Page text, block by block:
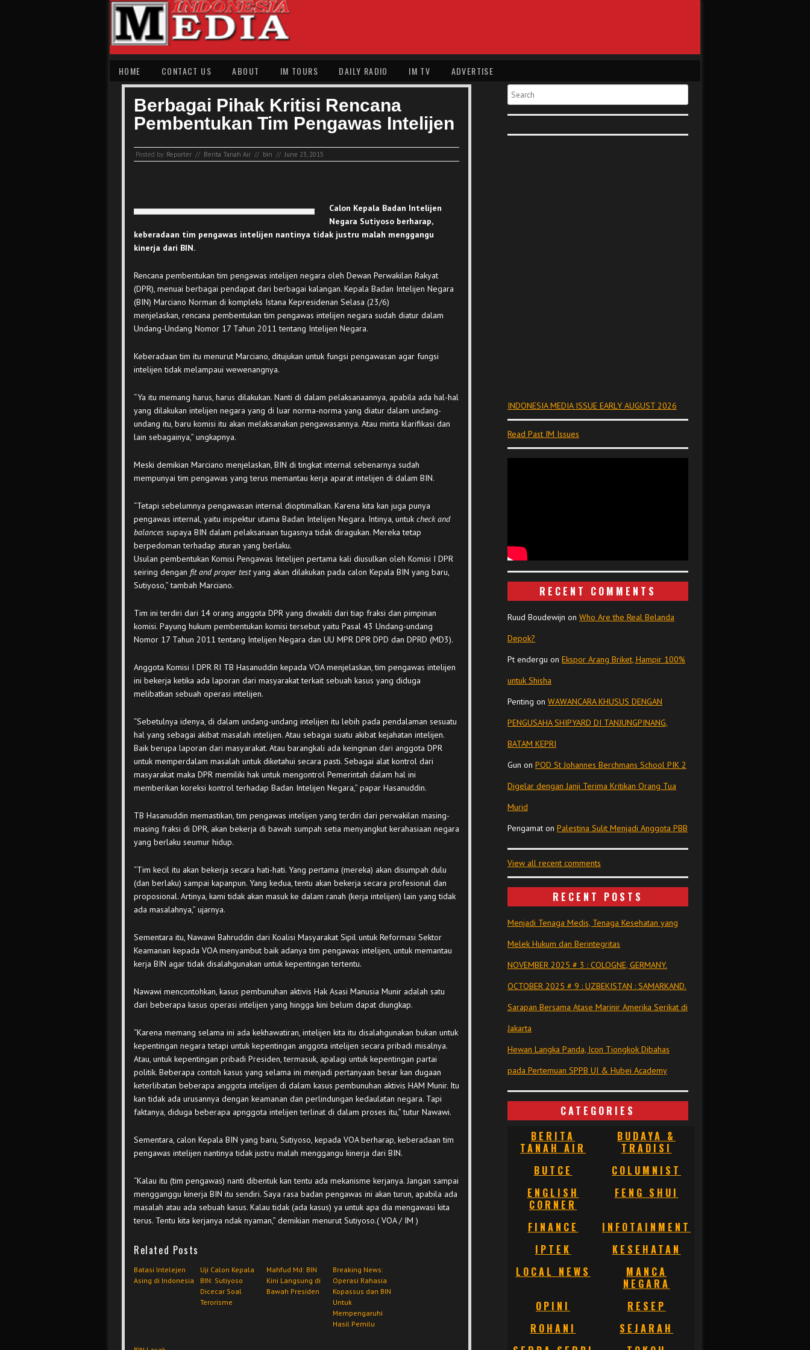
HOME CONTACT US ABOUT IM TOURS DAILY RADIO IM TV ADVERTISE
Berbagai Pihak Kritisi Rencana
Pembentukan Tim Pengawas Intelijen
Posted by: Reporter // Berita Tanah Air // bin // June 23, 2015
Calon Kepala Badan Intelijen
Negara Sutiyoso berharap,
keberadaan tim pengawas intelijen nantinya tidak justru malah menggangu
kinerja dari BIN.
Rencana pembentukan tim pengawas intelijen negara oleh Dewan Perwakilan Rakyat
(DPR), menuai berbagai pendapat dari berbagai kalangan. Kepala Badan Intelijen Negara
(BIN) Marciano Norman di kompleks Istana Kepresidenan Selasa (23/6)
menjelaskan, rencana pembentukan tim pengawas intelijen negara sudah diatur dalam
Undang-Undang Nomor 17 Tahun 2011 tentang Intelijen Negara.
Keberadaan tim itu menurut Marciano, ditujukan untuk fungsi pengawasan agar fungsi
intelijen tidak melampaui wewenangnya.
“Ya itu memang harus, harus dilakukan. Nanti di dalam pelaksanaannya, apabila ada hal-hal
yang dilakukan intelijen negara yang di luar norma-norma yang diatur dalam undang-
undang itu, baru komisi itu akan melaksanakan pengawasannya. Atau minta klarifikasi dan
lain sebagainya,” ungkapnya.
Meski demikian Marciano menjelaskan, BIN di tingkat internal sebenarnya sudah
mempunyai tim pengawas yang terus memantau kerja aparat intelijen di dalam BIN.
“Tetapi sebelumnya pengawasan internal dioptimalkan. Karena kita kan juga punya
pengawas internal, yaitu inspektur utama Badan Intelijen Negara. Intinya, untuk check and
balances supaya BIN dalam pelaksanaan tugasnya tidak diragukan. Mereka tetap
berpedoman terhadap aturan yang berlaku.
Usulan pembentukan Komisi Pengawas Intelijen pertama kali diusulkan oleh Komisi I DPR
seiring dengan fit and proper testyang akan dilakukan pada calon Kepala BIN yang baru,
Sutiyoso,” tambah Marciano.
Tim ini terdiri dari 14 orang anggota DPR yang diwakili dari tiap fraksi dan pimpinan
komisi. Payung hukum pembentukan komisi tersebut yaitu Pasal 43 Undang-undang
Nomor 17 Tahun 2011 tentang Intelijen Negara dan UU MPR DPR DPD dan DPRD (MD3).
Anggota Komisi I DPR RI TB Hasanuddin kepada VOA menjelaskan, tim pengawas intelijen
ini bekerja ketika ada laporan dari masyarakat terkait sebuah kasus yang diduga
melibatkan sebuah operasi intelijen.
“Sebetulnya idenya, di dalam undang-undang intelijen itu lebih pada pendalaman sesuatu
hal yang sebagai akibat masalah intelijen. Atau sebagai suatu akibat kejahatan intelijen.
Baik berupa laporan dari masyarakat. Atau barangkali ada keinginan dari anggota DPR
untuk memperdalam masalah untuk diketahui secara pasti. Sebagai alat kontrol dari
masyarakat maka DPR memiliki hak untuk mengontrol Pemerintah dalam hal ini
memberikan koreksi kontrol terhadap Badan Intelijen Negara,” papar Hasanuddin.
TB Hasanuddin memastikan, tim pengawas intelijen yang terdiri dari perwakilan masing-
masing fraksi di DPR, akan bekerja di bawah sumpah setia menyangkut kerahasiaan negara
yang berlaku seumur hidup.
“Tim kecil itu akan bekerja secara hati-hati. Yang pertama (mereka) akan disumpah dulu
(dan berlaku) sampai kapanpun. Yang kedua, tentu akan bekerja secara profesional dan
proposional. Artinya, kami tidak akan masuk ke dalam ranah (kerja intelijen) lain yang tidak
ada masalahnya,” ujarnya.
Sementara itu, Nawawi Bahruddin dari Koalisi Masyarakat Sipil untuk Reformasi Sektor
Keamanan kepada VOA menyambut baik adanya tim pengawas intelijen, untuk memantau
kerja BIN agar tidak disalahgunakan untuk kepentingan tertentu.
Nawawi mencontohkan, kasus pembunuhan aktivis Hak Asasi Manusia Munir adalah satu
dari beberapa kasus operasi intelijen yang hingga kini belum dapat diungkap.
“Karena memang selama ini ada kekhawatiran, intelijen kita itu disalahgunakan bukan untuk
kepentingan negara tetapi untuk kepentingan anggota intelijen secara pribadi misalnya.
Atau, untuk kepentingan pribadi Presiden, termasuk, apalagi untuk kepentingan partai
politik. Beberapa contoh kasus yang selama ini menjadi pertanyaan besar kan dugaan
keterlibatan beberapa anggota intelijen di dalam kasus pembunuhan aktivis HAM Munir. Itu
kan tidak ada urusannya dengan keamanan dan perlindungan kedaulatan negara. Tapi
faktanya, diduga beberapa apnggota intelijen terlinat di dalam proses itu,” tutur Nawawi.
Sementara, calon Kepala BIN yang baru, Sutiyoso, kepada VOA berharap, keberadaan tim
pengawas intelijen nantinya tidak justru malah menggangu kinerja dari BIN.
“Kalau itu (tim pengawas) nanti dibentuk kan tentu ada mekanisme kerjanya. Jangan sampai
mengganggu kinerja BIN itu sendiri. Saya rasa badan pengawas ini akan turun, apabila ada
masalah atau ada sebuah kasus. Kalau tidak (ada kasus) ya untuk apa dia mengawasi kita
terus. Tentu kita kerjanya ndak nyaman,” demikian menurut Sutiyoso.( VOA / IM )
Related Posts
Batasi Intelejen
Asing di Indonesia
Uji Calon Kepala
BIN: Sutiyoso
Dicecar Soal
Terorisme
Mahfud Md: BIN
Kini Langsung di
Bawah Presiden
Breaking News:
Operasi Rahasia
Kopassus dan BIN
Untuk
Mempengaruhi
Hasil Pemilu
Search
INDONESIA MEDIA ISSUE EARLY AUGUST 2026
Read Past IM Issues
RECENT COMMENTS
Ruud Boudewijn on Who Are the Real Belanda
Depok?
Pt endergu on Ekspor Arang Briket, Hampir 100%
untuk Shisha
Penting on WAWANCARA KHUSUS DENGAN
PENGUSAHA SHIPYARD DI TANJUNGPINANG,
BATAM KEPRI
Gun on POD St Johannes Berchmans School PIK 2
Digelar dengan Janji Terima Kritikan Orang Tua
Murid
Pengamat on Palestina Sulit Menjadi Anggota PBB
View all recent comments
RECENT POSTS
Menjadi Tenaga Medis, Tenaga Kesehatan yang
Melek Hukum dan Berintegritas
NOVEMBER 2025 # 3 : COLOGNE, GERMANY.
OCTOBER 2025 # 9 : UZBEKISTAN : SAMARKAND.
Sarapan Bersama Atase Marinir Amerika Serikat di
Jakarta
Hewan Langka Panda, Icon Tiongkok Dibahas
pada Pertemuan SPPB UI & Hubei Academy
CATEGORIES
BERITA
TANAH AIR
BUDAYA &
TRADISI
BUTCE
COLUMNIST
ENGLISH
CORNER
FENG SHUI
FINANCE
INFOTAINMENT
IPTEK
KESEHATAN
LOCAL NEWS
MANCA
NEGARA
OPINI
RESEP
ROHANI
SEJARAH